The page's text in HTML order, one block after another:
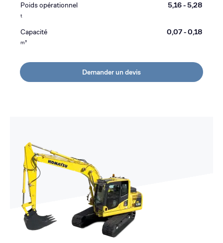
Poids opérationnel
t
5,16 - 5,28
Capacité
m³
0,07 - 0,18
Demander un devis